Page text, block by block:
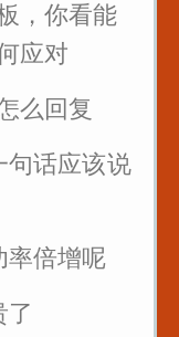
备好了
，你看能
应对
么回复
句话应该说
率倍增呢
了